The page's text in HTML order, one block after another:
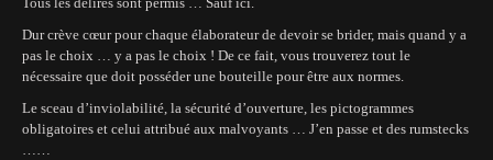
Dur crève cœur pour chaque élaborateur de devoir se brider, mais quand y a
pas le choix … y a pas le choix ! De ce fait, vous trouverez tout le
nécessaire que doit posséder une bouteille pour être aux normes.
Le sceau d’inviolabilité, la sécurité d’ouverture, les pictogrammes
obligatoires et celui attribué aux malvoyants … J’en passe et des rumstecks
……